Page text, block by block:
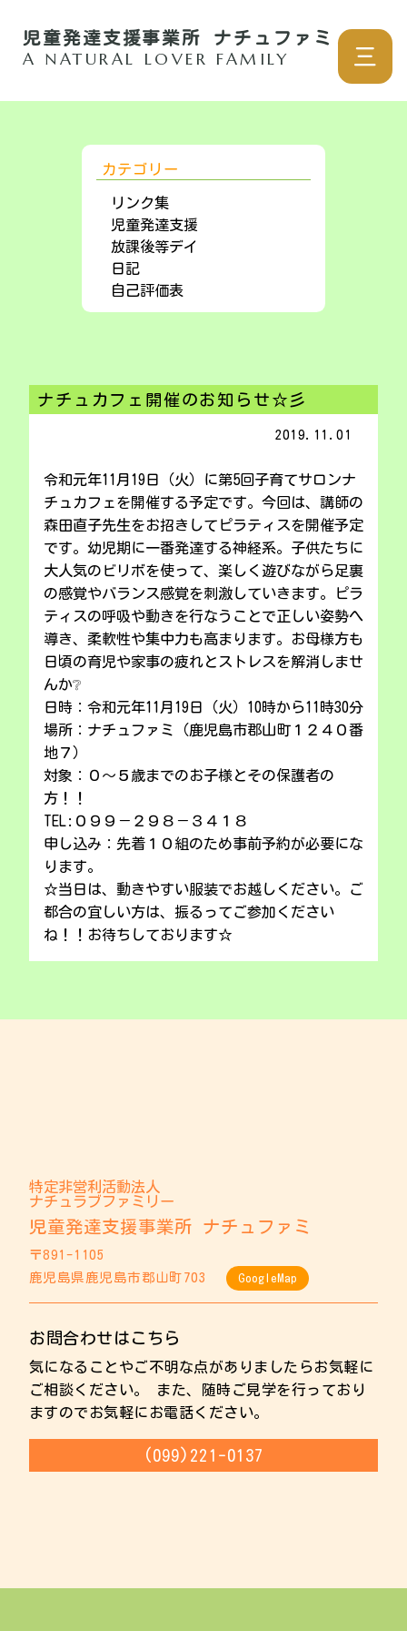
児童発達支援事業所 ナチュファミ
A NATURAL LOVER FAMILY 三
ナチュカフェ開催のお知らせ☆彡
2019.11.01
令和元年11月19日（火）に第5回子育てサロンナ
チュカフェを開催する予定です。今回は、講師の
森田直子先生をお招きしてピラティスを開催予定
です。幼児期に一番発達する神経系。子供たちに
大人気のビリボを使って、楽しく遊びながら足裏
の感覚やバランス感覚を刺激していきます。ピラ
ティスの呼吸や動きを行なうことで正しい姿勢へ
導き、柔軟性や集中力も高まります。お母様方も
日頃の育児や家事の疲れとストレスを解消しませ
んか❔
日時：令和元年11月19日（火）10時から11時30分
場所：ナチュファミ（鹿児島市郡山町１２４０番
地７）
対象：０～５歳までのお子様とその保護者の
方！！
TEL:０９９－２９８－３４１８
申し込み：先着１０組のため事前予約が必要にな
ります。
☆当日は、動きやすい服装でお越しください。ご
都合の宜しい方は、振るってご参加ください
ね！！お待ちしております☆
カテゴリー
リンク集
児童発達支援
放課後等デイ
日記
自己評価表
特定非営利活動法人
ナチュラブファミリー
児童発達支援事業所 ナチュファミ
〒891-1105
鹿児島県鹿児島市郡山町703
GoogleMap
お問合わせはこちら
気になることやご不明な点がありましたらお気軽に
ご相談ください。 また、随時ご見学を行っており
ますのでお気軽にお電話ください。
(099)221-0137